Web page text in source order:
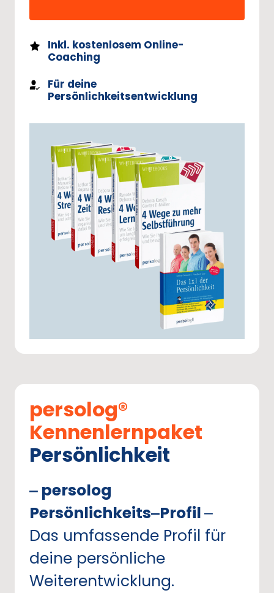
Inkl. kostenlosem Online-
Coaching
Für deine
Persönlichkeitsentwicklung
Kennenlernpaket
Persönlichkeit
‒
Persönlichkeits‒Profil ‒
Das umfassende Profil
deine
Weiterentwicklung.